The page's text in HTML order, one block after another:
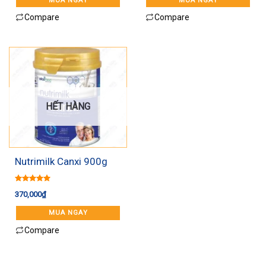
Compare Compare
HẾT HÀNG
Nutrimilk Canxi 900g
hạng5.00
370,000₫
MUA NGAY
Compare